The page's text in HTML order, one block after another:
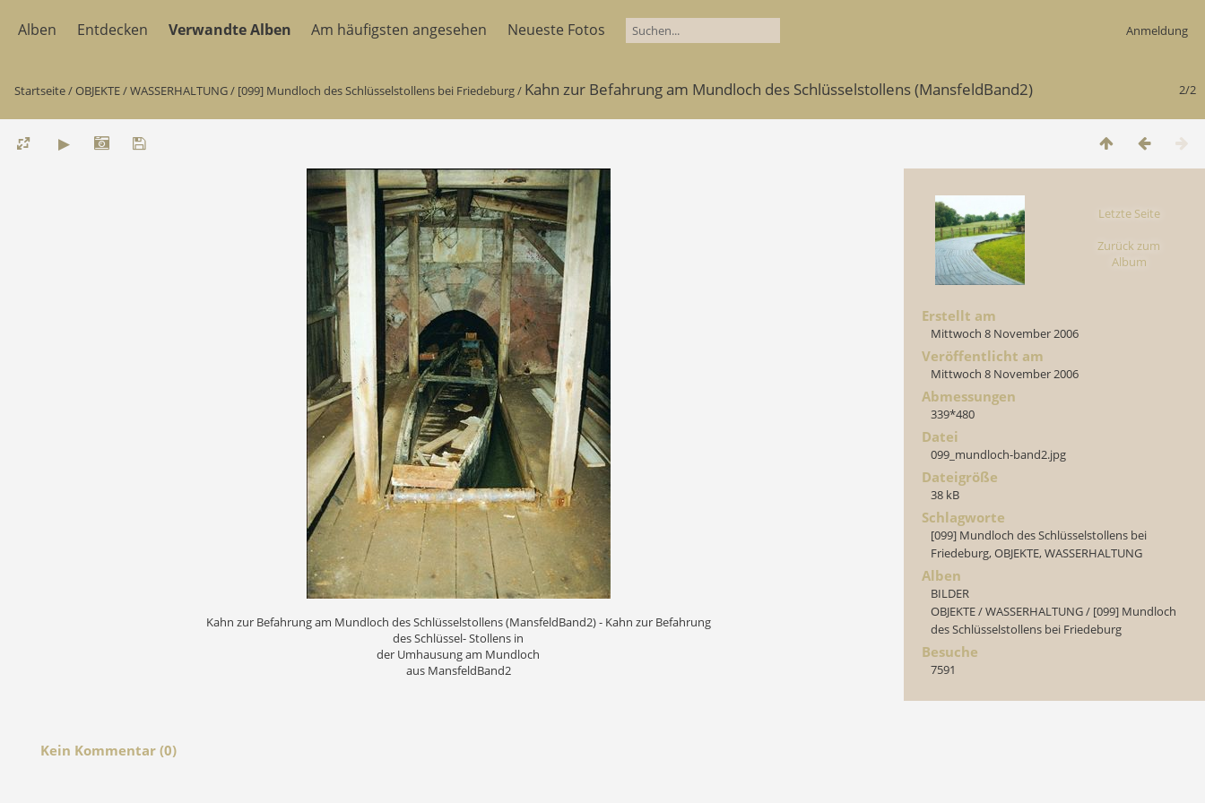
Alben Entdecken Verwandte Alben Am häufigsten angesehen Neueste Fotos Anmeldung
2/2
Startseite/OBJEKTE/WASSERHALTUNG/ [099] Mundloch des Schlüsselstollens bei Friedeburg/ Kahn zur Befahrung am Mundloch des Schlüsselstollens (MansfeldBand2)
Kahn zur Befahrung am Mundloch des Schlüsselstollens (MansfeldBand2) - Kahn zur Befahrung
des Schlüssel- Stollens in
der Umhausung am Mundloch
aus MansfeldBand2
Letzte Seite
Zurück zum
Album
Erstellt am
Mittwoch 8 November 2006
Veröffentlicht am
Mittwoch 8 November 2006
Abmessungen
339*480
Datei
099_mundloch-band2.jpg
Dateigröße
38 kB
Schlagworte
[099] Mundloch des Schlüsselstollens bei
Friedeburg,OBJEKTE,WASSERHALTUNG
Alben
BILDER
OBJEKTE/WASSERHALTUNG/ [099] Mundloch
des Schlüsselstollens bei Friedeburg
Besuche
7591
Kein Kommentar (0)